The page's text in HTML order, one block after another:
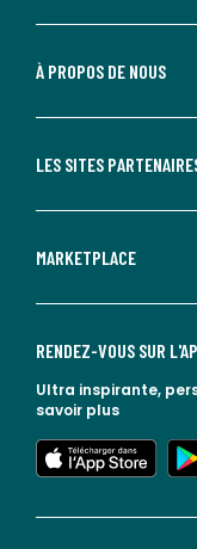
À PROPOS DE NOUS
LES SITES
MARKETPLACE
RENDEZ-VOUS SUR
Ultra inspirante,
savoir plus
lien vers l'app store
lien vers google play